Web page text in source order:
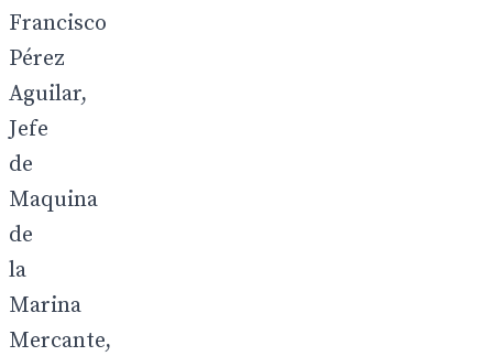
Francisco
Pérez
Aguilar,
Jefe
de
Maquina
de
la
Marina
Mercante,